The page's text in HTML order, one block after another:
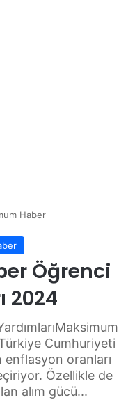
Haber
Öğrenci
2024
Cumhuriyeti
oranları
Özellikle de
alım gücü...